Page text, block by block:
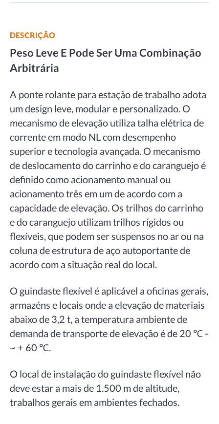
DESCRIÇÃO
Peso Leve E Pode Ser Uma Combinação
Arbitrária
A ponte rolante para estação de trabalho adota
um design leve, modular e personalizado. O
mecanismo de elevação utiliza talha elétrica de
corrente em modo NL com desempenho
superior e tecnologia avançada. O mecanismo
de deslocamento do carrinho e do caranguejo é
definido como acionamento manual ou
acionamento três em um de acordo com a
capacidade de elevação. Os trilhos do carrinho
e do caranguejo utilizam trilhos rígidos ou
flexíveis, que podem ser suspensos no ar ou na
coluna de estrutura de aço autoportante de
acordo com a situação real do local.
O guindaste flexível é aplicável a oficinas gerais,
armazéns e locais onde a elevação de materiais
abaixo de 3,2 t, a temperatura ambiente de
demanda de transporte de elevação é de 20 ℃ -
~ + 60 ℃.
O local de instalação do guindaste flexível não
deve estar a mais de 1.500 m de altitude,
trabalhos gerais em ambientes fechados.